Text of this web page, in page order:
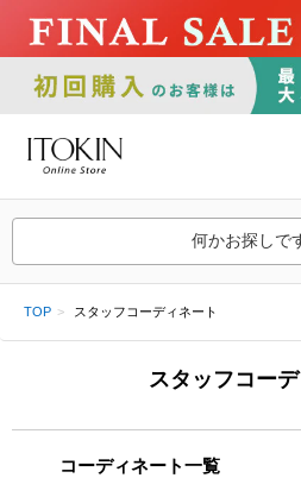
何かお探しで
TOP スタッフコーディネート
スタッフコー
コーディネート一覧